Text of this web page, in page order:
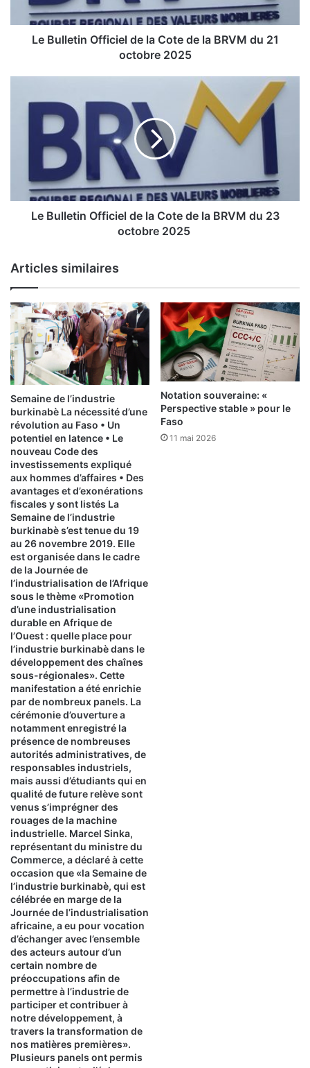
t
e
t
e
d
e
l
a
B
R
V
M
d
u
2
1
o
c
t
o
b
r
e
2
0
2
5
Le Bulletin Officiel de la Cote de la BRVM du 21
octobre 2025
t
f
i
c
i
e
l
d
e
a
C
t
e
d
e
l
a
B
R
V
M
d
u
2
3
o
c
t
o
b
r
e
2
0
2
5
Le Bulletin Officiel de la Cote de la BRVM du 23
octobre 2025
Articles similaires
Semaine de l’industrie
burkinabè La nécessité d’une
révolution au Faso • Un
potentiel en latence • Le
nouveau Code des
investissements expliqué
aux hommes d’affaires • Des
avantages et d’exonérations
fiscales y sont listés La
Semaine de l’industrie
burkinabè s’est tenue du 19
au 26 novembre 2019. Elle
est organisée dans le cadre
de la Journée de
l’industrialisation de l’Afrique
sous le thème «Promotion
d’une industrialisation
durable en Afrique de
l’Ouest : quelle place pour
l’industrie burkinabè dans le
développement des chaînes
sous-régionales». Cette
manifestation a été enrichie
par de nombreux panels. La
cérémonie d’ouverture a
notamment enregistré la
présence de nombreuses
autorités administratives, de
responsables industriels,
mais aussi d’étudiants qui en
qualité de future relève sont
venus s’imprégner des
rouages de la machine
industrielle. Marcel Sinka,
représentant du ministre du
Commerce, a déclaré à cette
occasion que «la Semaine de
l’industrie burkinabè, qui est
célébrée en marge de la
Journée de l’industrialisation
africaine, a eu pour vocation
d’échanger avec l’ensemble
des acteurs autour d’un
certain nombre de
préoccupations afin de
permettre à l’industrie de
participer et contribuer à
notre développement, à
travers la transformation de
nos matières premières».
Plusieurs panels ont permis
Notation souveraine: «
Perspective stable » pour le
Faso
11 mai 2026